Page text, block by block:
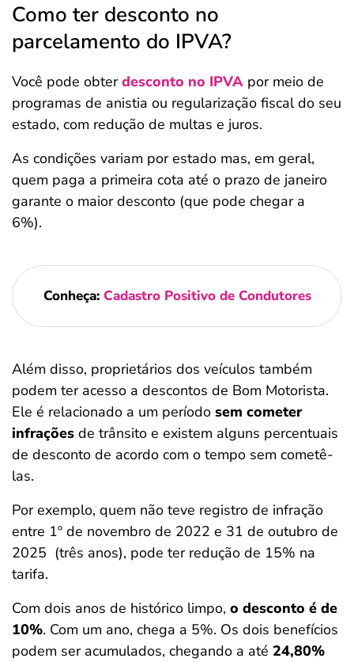
Como ter desconto no
parcelamento do IPVA?
Você pode obterdesconto no IPVA por meio de
programas de anistia ou regularização fiscal do seu
estado, com redução de multas e juros.
As condições variam por estado mas, em geral,
quem paga a primeira cota até o prazo de janeiro
garante o maior desconto (que pode chegar a
6%).
Conheça: Cadastro Positivo de Condutores
Além disso, proprietários dos veículos também
podem ter acesso a descontos de Bom Motorista.
Ele é relacionado a um período sem cometer
infrações de trânsito e existem alguns percentuais
de desconto de acordo com o tempo sem cometê-
las.
Por exemplo, quem não teve registro de infração
entre 1º de novembro de 2022 e 31 de outubro de
2025 (três anos), pode ter redução de 15% na
tarifa.
Com dois anos de histórico limpo, o desconto é de
10%. Com um ano, chega a 5%. Os dois benefícios
podem ser acumulados, chegando a até 24,80%